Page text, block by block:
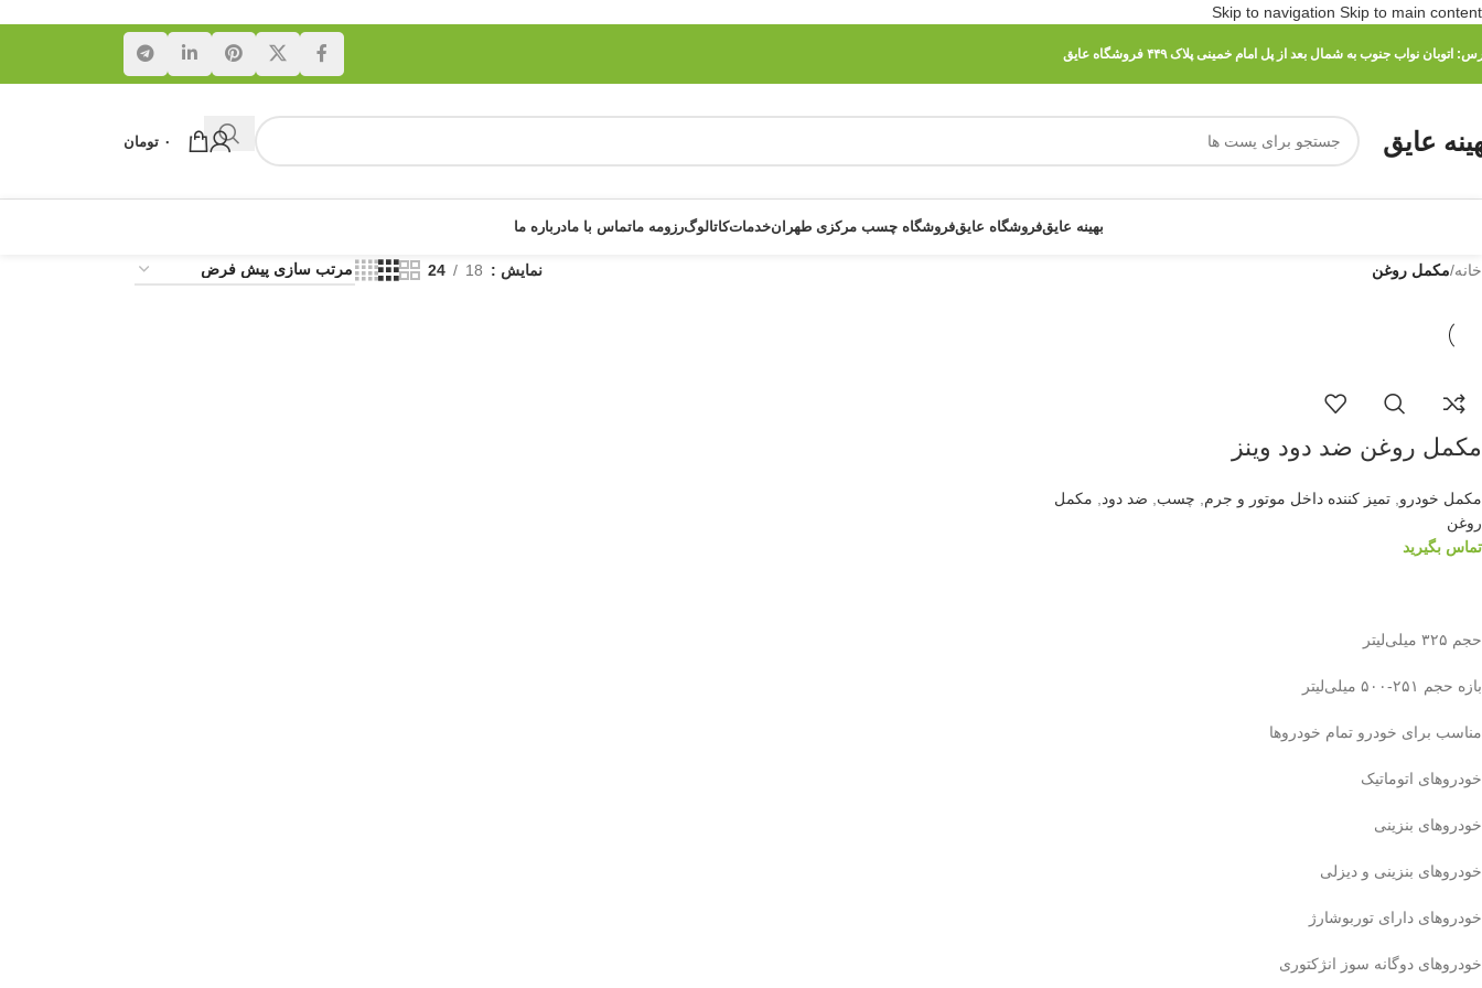
Skip to navigation Skip to main content
اتوبان نواب جنوب به شمال بعد از پل امام خمینی پلاک ۴۴۹ فروشگاه عایق
عایق ۰ تومان
بهینه عایقفروشگاه عایقفروشگاه چسب مرکزی طهرانخدماتکاتالوگرزومه ماتماس با مادرباره ما
خانه/مکمل روغن نمایش 18
24
مکمل روغن ضد دود وینز
مکمل خودرو تمیز کننده داخل موتور و جرم چسب ضد دود
مکمل
روغن
تماس بگیرید
حجم ۳۲۵ میلی‌لیتر
بازه حجم ۲۵۱-۵۰۰ میلی‌لیتر
مناسب برای خودرو تمام خودروها
خودروهای اتوماتیک
خودروهای بنزینی
خودروهای بنزینی و دیزلی
خودروهای دارای توربوشارژ
خودروهای دوگانه سوز انژکتوری